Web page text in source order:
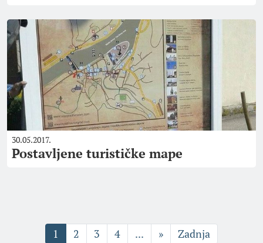
30.05.2017.
Postavljene turističke mape
1 2 3 4 ... » Zadnja